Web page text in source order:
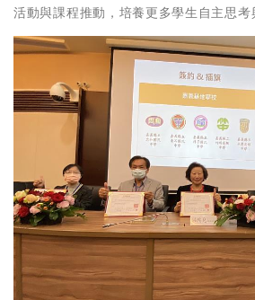
活動與課程推動，培養更多學生自主思考